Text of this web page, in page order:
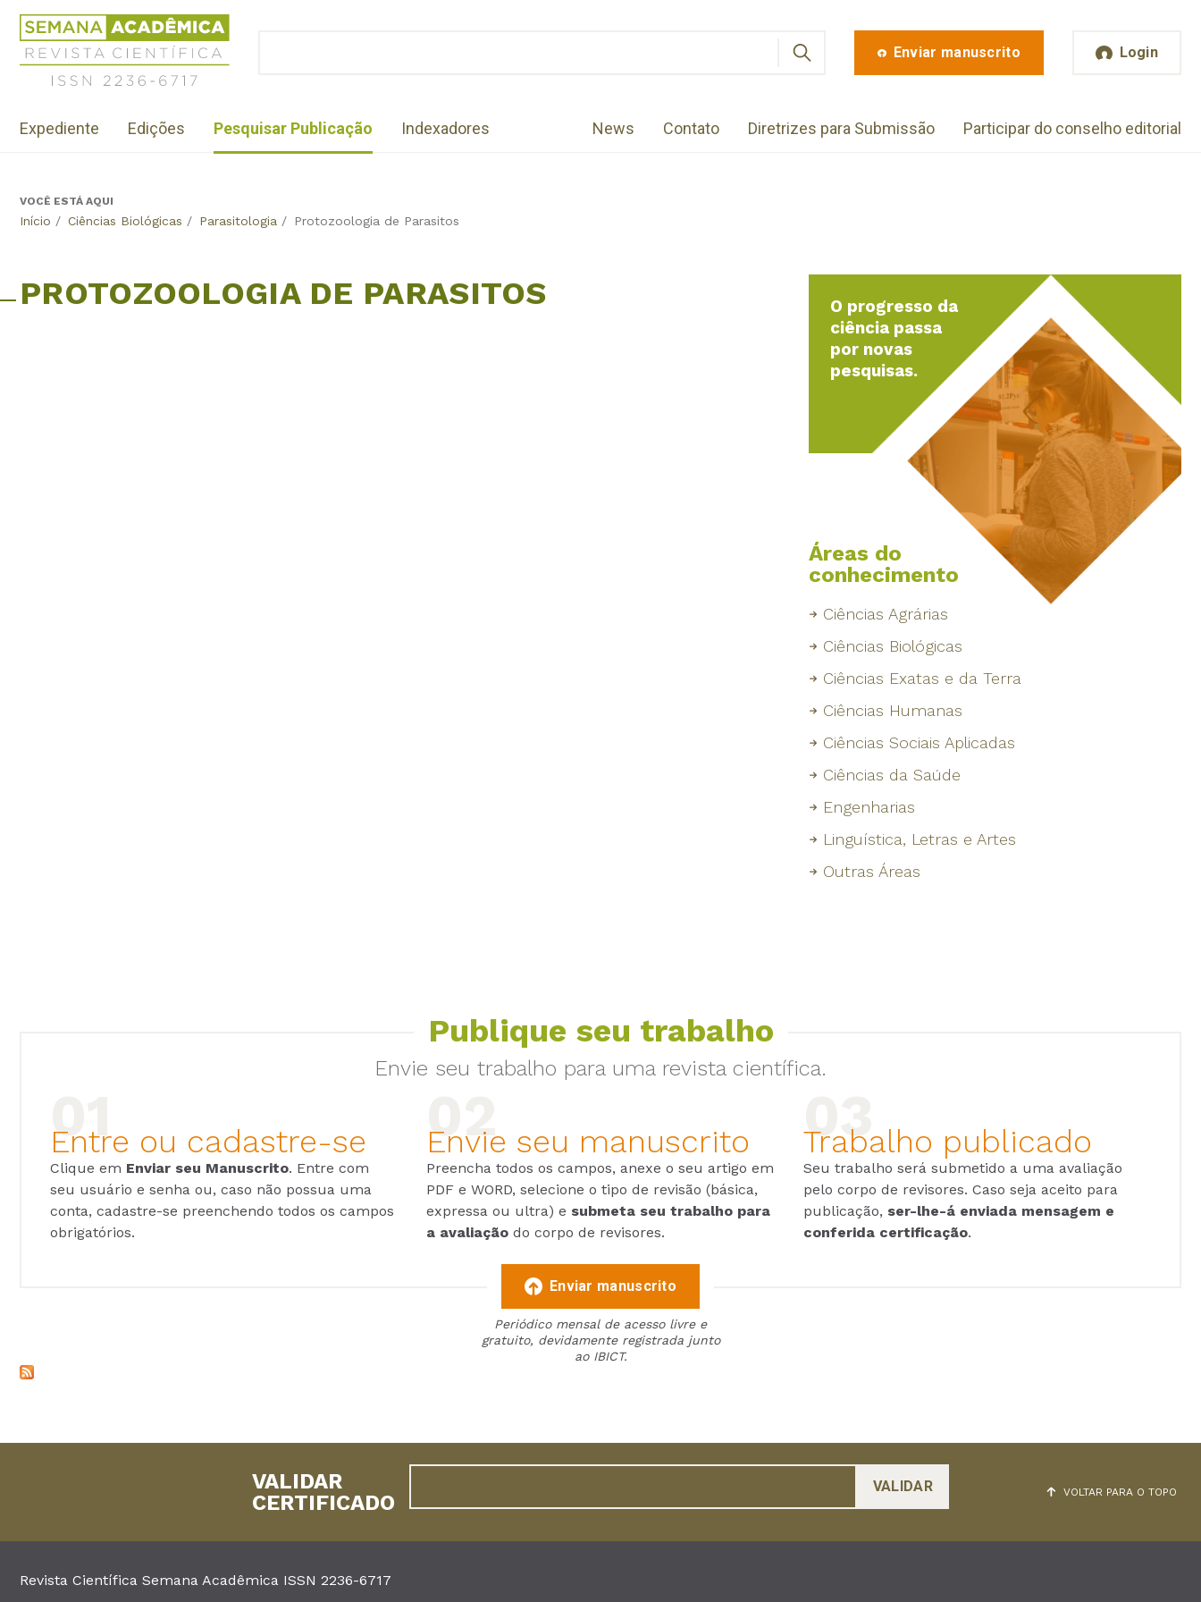
Jump
navigation
Revista
Científica
Semana
Acadêmica
2236-
Enviar manuscrito Login
Menu
institutional
Expediente Edições Pesquisar Publicação Indexadores News Contato Diretrizes para Submissão Participar do conselho editorial
BackVOCÊ ESTÁ AQUI
Início / Ciências Biológicas / Parasitologia / Protozoologia de Parasitos
PROTOZOOLOGIA DE PARASITOS
O progresso da
ciência passa
por novas
pesquisas.
Áreas do
conhecimento
Ciências Agrárias
Ciências Biológicas
Ciências Exatas e da Terra
Ciências Humanas
Ciências Sociais Aplicadas
Ciências da Saúde
Engenharias
Linguística, Letras e Artes
Outras Áreas
Publique seu trabalho
Envie seu trabalho para uma revista científica.
Entre ou cadastre-se
Clique em Enviar seu Manuscrito. Entre com
seu usuário e senha ou, caso não possua uma
conta, cadastre-se preenchendo todos os campos
obrigatórios.
Envie seu manuscrito
Preencha todos os campos, anexe o seu artigo em
PDF e WORD, selecione o tipo de revisão (básica,
expressa ou ultra) e submeta seu trabalho para
a avaliação do corpo de revisores.
Trabalho publicado
Seu trabalho será submetido a uma avaliação
pelo corpo de revisores. Caso seja aceito para
publicação, ser-lhe-á enviada mensagem e
conferida certificação.
Enviar manuscrito
Periódico mensal de acesso livre e
gratuito, devidamente registrada junto
ao IBICT.
VOLTAR PARA O TOPO
VALIDAR
CERTIFICADO
Revista Científica Semana Acadêmica ISSN 2236-6717